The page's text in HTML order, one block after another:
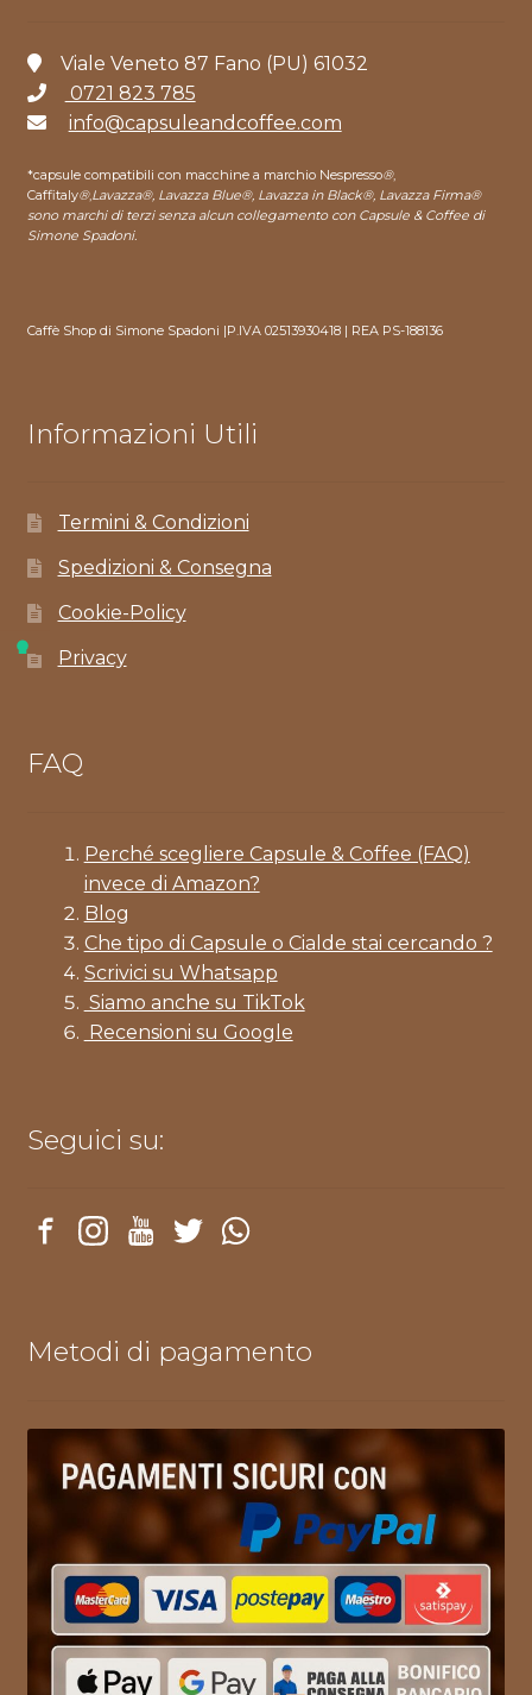
Viale Veneto 87 Fano (PU) 61032
0721 823 785
info@capsuleandcoffee.com
*capsule compatibili con macchine a marchio Nespresso®,
Caffitaly®,Lavazza®, Lavazza Blue®, Lavazza in Black®, Lavazza Firma®
sono marchi di terzi senza alcun collegamento con Capsule & Coffee di
Simone Spadoni.
Caffè Shop di Simone Spadoni |P.IVA 02513930418 | REA PS-188136
Informazioni Utili
Termini & Condizioni
Spedizioni & Consegna
Cookie-Policy
Privacy
FAQ
Perché scegliere Capsule & Coffee (FAQ)
invece di Amazon?
Blog
Che tipo di Capsule o Cialde stai cercando ?
Scrivici su Whatsapp
Siamo anche su TikTok
Recensioni su Google
Seguici su:
Metodi di pagamento